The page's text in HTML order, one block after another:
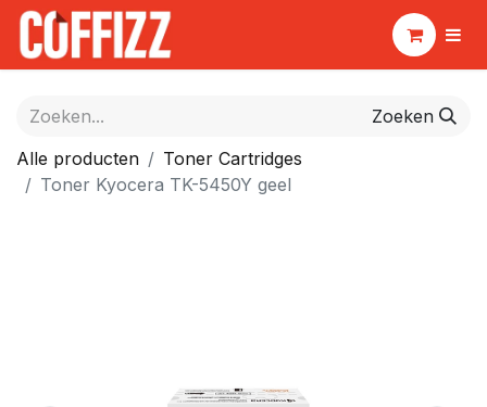
Zoeken
Alle producten
Toner Cartridges
Toner Kyocera TK-5450Y geel